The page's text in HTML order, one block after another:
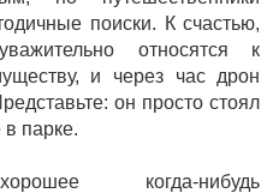
поиски. К счастью,
относятся к
и через час дрон
он просто стоял
парке.
когда-нибудь